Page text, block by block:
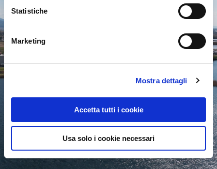
Statistiche
Marketing
Mostra dettagli
Accetta tutti i cookie
Usa solo i cookie necessari